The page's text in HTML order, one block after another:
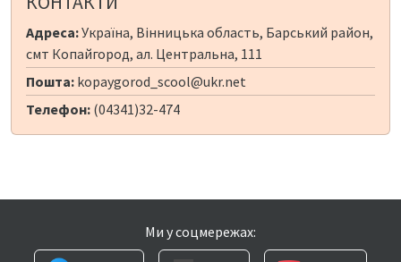
Адреса:Україна, Вінницька область, Барський район,
смт Копайгород, ал. Центральна, 111
Пошта: kopaygorod_scool@ukr.net
Телефон: (04341)32-474
Ми у соцмережах: